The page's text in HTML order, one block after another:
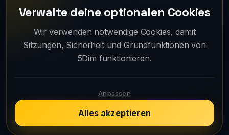
eine Änderung wichtig ist, informieren wir
darüber über die Website, das Spiel, die App
oder andere angemessene offizielle Kanäle.
Bei Fragen zu diesen Bedingungen
den Google-Play-Eintrag.
Verwalte deine optionalen Cookies
Wir verwenden notwendige Cookies, damit
Sitzungen, Sicherheit und Grundfunktionen von
5Dim funktionieren.
Anpassen
Alles akzeptieren